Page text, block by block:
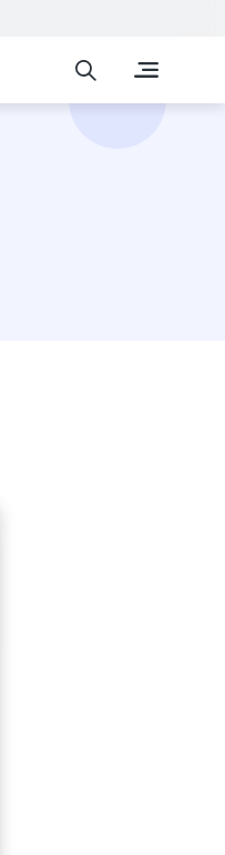
Giardino e
Acceleratore